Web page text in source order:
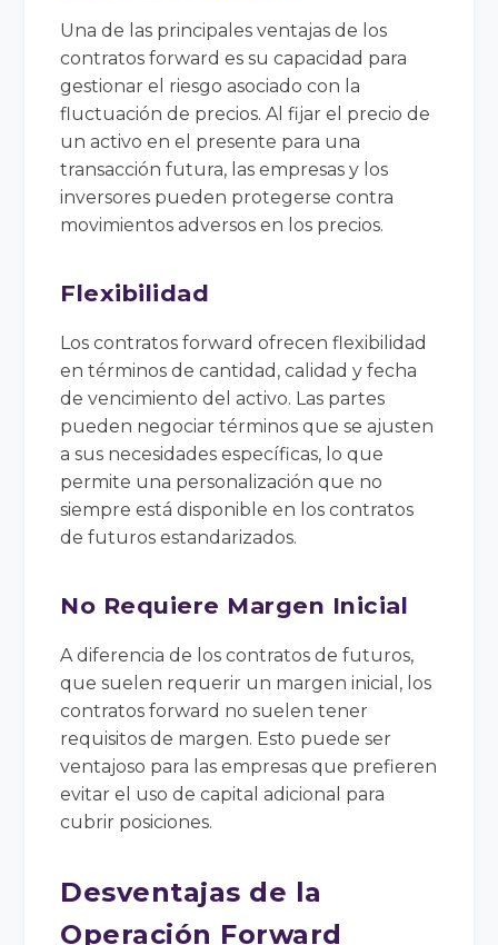
Una de las principales ventajas de los
contratos forward es su capacidad para
gestionar el riesgo asociado con la
fluctuación de precios. Al fijar el precio de
un activo en el presente para una
transacción futura, las empresas y los
inversores pueden protegerse contra
movimientos adversos en los precios.
Flexibilidad
Los contratos forward ofrecen flexibilidad
en términos de cantidad, calidad y fecha
de vencimiento del activo. Las partes
pueden negociar términos que se ajusten
a sus necesidades específicas, lo que
permite una personalización que no
siempre está disponible en los contratos
de futuros estandarizados.
No Requiere Margen Inicial
A diferencia de los contratos de futuros,
que suelen requerir un margen inicial, los
contratos forward no suelen tener
requisitos de margen. Esto puede ser
ventajoso para las empresas que prefieren
evitar el uso de capital adicional para
cubrir posiciones.
Desventajas de la
Operación Forward